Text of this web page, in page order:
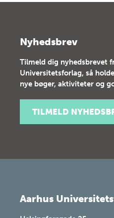
Nyhedsbrev
Tilmeld dig nyhedsbrevet
Universitetsforlag, så
nye bøger, aktiviteter og
TILMELD
Aarhus